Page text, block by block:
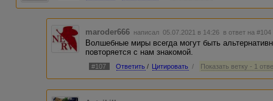
maroder666 написал 05.07.2021 в 14:26 в ответ на #104
Волшебные миры всегда могут быть
повторяется с нам знакомой.
#107 Ответить / Цитировать / Показать ветку - 1